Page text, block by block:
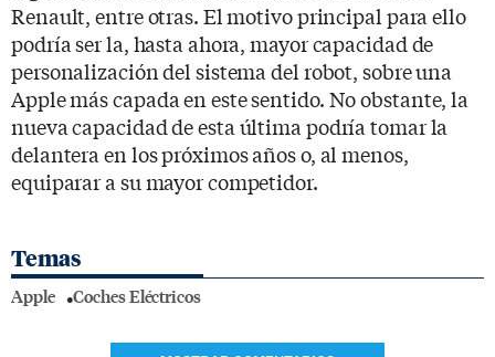
Renault, entre otras. El motivo principal para ello
podría ser la, hasta ahora, mayor capacidad de
personalización del sistema del robot, sobre una
Apple más capada en este sentido. No obstante, la
nueva capacidad de esta última podría tomar la
delantera en los próximos años o, al menos,
equiparar a su mayor competidor.
Temas
Apple Coches Eléctricos